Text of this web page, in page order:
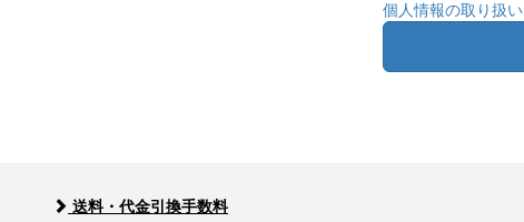
個人情報の取り扱い
送料・代金引換手数料